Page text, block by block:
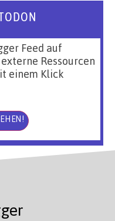
Feed auf
Ressourcen
einem Klick